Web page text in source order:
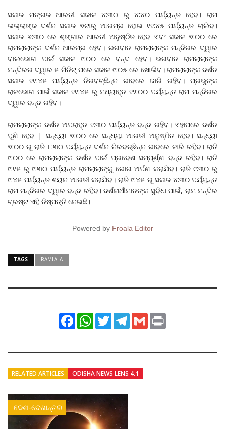
ସକାଳ ମଙ୍ଗଳ ଆରତୀ ସକାଳ ୪:୩୦ ରୁ ୪:୪୦ ପର୍ଯ୍ୟନ୍ତ ହେବ। ରାମ
ଲଲ୍ଲାଙ୍କ ଦର୍ଶନ ସକାଳ ୭ଟାରୁ ଆରମ୍ଭ ହୋଇ ୧୧:୪୫ ପର୍ଯ୍ୟନ୍ତ ଚାଲିବ।
ସକାଳ ୬:୩୦ ରେ ଶୃଙ୍ଗାର ଆରତୀ ଅନୁଷ୍ଠିତ ହେବ ଏବଂ ସକାଳ ୭:୦୦ ରେ
ରାମଲାଲାଙ୍କ ଦର୍ଶନ ଆରମ୍ଭ ହେବ। ଭଗବାନ ରାମଲାଲାଙ୍କ ମନ୍ଦିରର ଦ୍ୱାର
ବାଲଭୋଗ ପାଇଁ ସକାଳ ୯:୦୦ ରେ ବନ୍ଦ ହେବ। ଭଗବାନ ରାମଲାଲାଙ୍କ
ମନ୍ଦିରର ଦ୍ୱାର ୫ ମିନିଟ୍ ପରେ ସକାଳ ୯:୦୫ ରେ ଖୋଲିବ। ରାମଲାଲାଙ୍କ ଦର୍ଶନ
ସକାଳ ୧୧:୪୫ ପର୍ଯ୍ୟନ୍ତ ନିରବଚ୍ଛିନ୍ନ ଭାବରେ ଜାରି ରହିବ। ପ୍ରଭୁଙ୍କ
ରାଜଭୋଗ ପାଇଁ ସକାଳ ୧୧:୪୫ ରୁ ମଧ୍ୟାହ୍ନ ୧୨:୦୦ ପର୍ଯ୍ୟନ୍ତ ରାମ ମନ୍ଦିରର
ଦ୍ୱାର ବନ୍ଦ ରହିବ।
ରାମଲାଲାଙ୍କ ଦର୍ଶନ ଅପରାହ୍ନ ୧:୩୦ ପର୍ଯ୍ୟନ୍ତ ବନ୍ଦ ରହିବ। ଏହାପରେ ଦର୍ଶନ
ପୁଣି ହେବ | ସନ୍ଧ୍ୟା ୭:୦୦ ରେ ସନ୍ଧ୍ୟା ଆରତୀ ଅନୁଷ୍ଠିତ ହେବ। ସନ୍ଧ୍ୟା
୭:୦୦ ରୁ ରାତି ୮:୩୦ ପର୍ଯ୍ୟନ୍ତ ଦର୍ଶନ ନିରବଚ୍ଛିନ୍ନ ଭାବରେ ଜାରି ରହିବ। ରାତି
୯:୦୦ ରେ ରାମଲାଲାଙ୍କ ଦର୍ଶନ ପାଇଁ ପ୍ରବେଶ ସମ୍ପୂର୍ଣ୍ଣ ବନ୍ଦ ରହିବ। ରାତି
୯:୧୫ ରୁ ୯:୩୦ ପର୍ଯ୍ୟନ୍ତ ରାମଲାଲାଙ୍କୁ ଭୋଗ ଅର୍ପଣ କରାଯିବ। ରାତି ୯:୩୦ ରୁ
୯:୪୫ ପର୍ଯ୍ୟନ୍ତ ଶୟନ ଆରତୀ କରାଯିବ। ରାତି ୯:୪୫ ରୁ ସକାଳ ୪:୩୦ ପର୍ଯ୍ୟନ୍ତ
ରାମ ମନ୍ଦିରର ଦ୍ୱାର ବନ୍ଦ ରହିବ। ଦର୍ଶନାର୍ଥୀମାନଙ୍କ ସୁବିଧା ପାଇଁ, ରାମ ମନ୍ଦିର
ଟ୍ରଷ୍ଟ ଏହି ନିଷ୍ପତ୍ତି ନେଇଛି।
Powered by Froala Editor
TAGS RAMLALA
FacebookWhatsApp
TwitterTelegram
Gmail
RELATED ARTICLES ODISHA NEWS LENS 4.1
ଦେଶ-ଦେଶାନ୍ତର